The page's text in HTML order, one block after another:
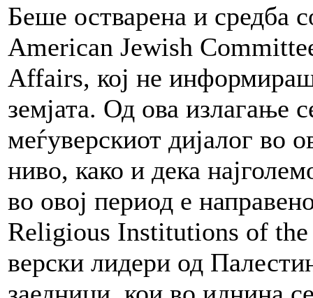
Беше остварена и средба
American Jewish
Affairs, кој не
земјата. Од ова излагање
меѓуверскиот дијалог во
ниво, како и дека
во овој период е
Religious Institutions of
верски лидери од